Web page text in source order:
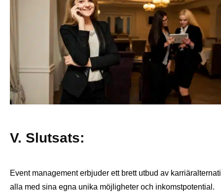
V. Slutsats:
Event management erbjuder ett brett utbud av
alla med sina egna unika möjligheter och inkomstpotential.